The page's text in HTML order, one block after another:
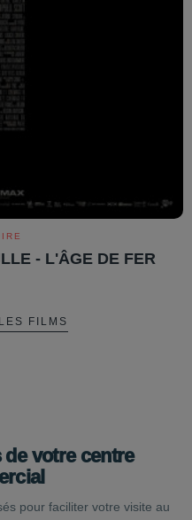
- L'ÂGE DE FER
FILMS
votre centre
pour faciliter votre visite au